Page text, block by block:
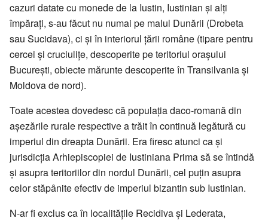
cazuri datate cu monede de la Iustin, Iustinian și alți
împărați, s-au făcut nu numai pe malul Dunării (Drobeta
sau Sucidava), ci și în interiorul țării române (tipare pentru
cercei și cruciulițe, descoperite pe teritoriul orașului
București, obiecte mărunte descoperite în Transilvania și
Moldova de nord).
Toate acestea dovedesc că populația daco-romană din
așezările rurale respective a trăit în continuă legătură cu
imperiul din dreapta Dunării. Era firesc atunci ca și
jurisdicția Arhiepiscopiei de Iustiniana Prima să se întindă
și asupra teritoriilor din nordul Dunării, cel puțin asupra
celor stăpânite efectiv de imperiul bizantin sub Iustinian.
N-ar fi exclus ca în localitățile Recidiva și Lederata,